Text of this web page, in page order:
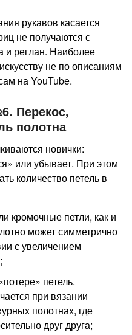
рукавов касается
не получаются с
и реглан. Наиболее
не по описаниям
на YouTube.
Перекос,
полотна
новички:
или убывает. При этом
количество петель в
кромочные петли, как и
может симметрично
с увеличением
петель.
при вязании
полотнах, где
друг друга;